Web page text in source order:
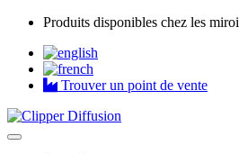
Produits disponibles chez les
Trouver un point de vente